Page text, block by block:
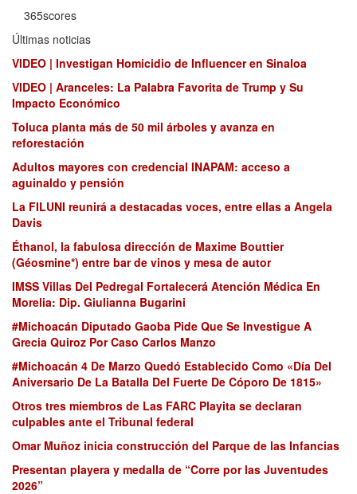
365scores
Últimas noticias
VIDEO | Investigan Homicidio de Influencer en Sinaloa
VIDEO | Aranceles: La Palabra Favorita de Trump y Su
Impacto Económico
Toluca planta más de 50 mil árboles y avanza en
reforestación
Adultos mayores con credencial INAPAM: acceso a
aguinaldo y pensión
La FILUNI reunirá a destacadas voces, entre ellas a Angela
Davis
Éthanol, la fabulosa dirección de Maxime Bouttier
(Géosmine*) entre bar de vinos y mesa de autor
IMSS Villas Del Pedregal Fortalecerá Atención Médica En
Morelia: Dip. Giulianna Bugarini
#Michoacán Diputado Gaoba Pide Que Se Investigue A
Grecia Quiroz Por Caso Carlos Manzo
#Michoacán 4 De Marzo Quedó Establecido Como «Día Del
Aniversario De La Batalla Del Fuerte De Cóporo De 1815»
Otros tres miembros de Las FARC Playita se declaran
culpables ante el Tribunal federal
Omar Muñoz inicia construcción del Parque de las Infancias
Presentan playera y medalla de “Corre por las Juventudes
2026”